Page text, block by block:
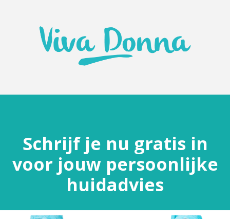
Schrijf je nu gratis in
voor jouw persoonlijke
huidadvies